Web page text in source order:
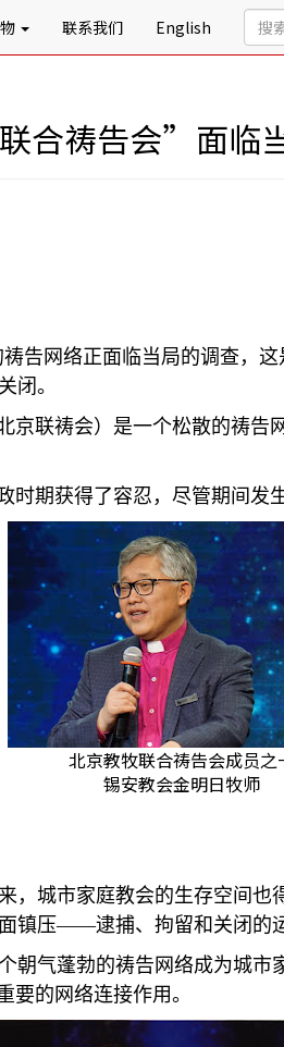
联系我们 English
合祷告会”面临
告网络正面临当局的调查，
闭。
北京联祷会）是一个松散的祷
时期获得了容忍，尽管期间发
北京教牧联合祷告会成员之
锡安教会金明日牧师
，城市家庭教会的生存空间也
镇压——逮捕、拘留和关闭的
朝气蓬勃的祷告网络成为城
要的网络连接作用。